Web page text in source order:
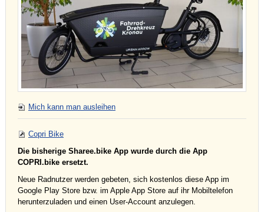
Mich kann man ausleihen
Copri Bike
Die bisherige Sharee.bike App wurde durch die App
COPRI.bike ersetzt.
Neue Radnutzer werden gebeten, sich kostenlos diese App im
Google Play Store bzw. im Apple App Store auf ihr Mobiltelefon
herunterzuladen und einen User-Account anzulegen.